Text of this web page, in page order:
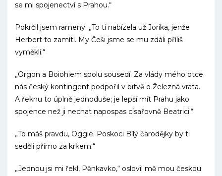
se mi spojenectví s Prahou.“
Pokrčil jsem rameny: „To ti nabízela už Jorika, jenže
Herbert to zamítl. My Češi jsme se mu zdáli příliš
vyměklí.“
„Orgon a Boiohiem spolu sousedí. Za vlády mého otce
nás český kontingent podpořil v bitvě o Železná vrata.
A řeknu to úplně jednoduše; je lepší mít Prahu jako
spojence než ji nechat napospas císařovně Beatrici.“
„To máš pravdu, Oggie. Poskoci Bílý čarodějky by ti
seděli přímo za krkem.“
„Jednou jsi mi řekl, Pěnkavko,“ oslovil mě mou českou